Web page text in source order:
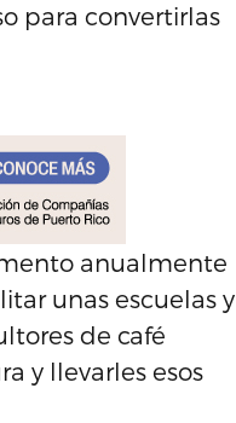
para convertirlas
anualmente
unas escuelas y
de café
y llevarles esos